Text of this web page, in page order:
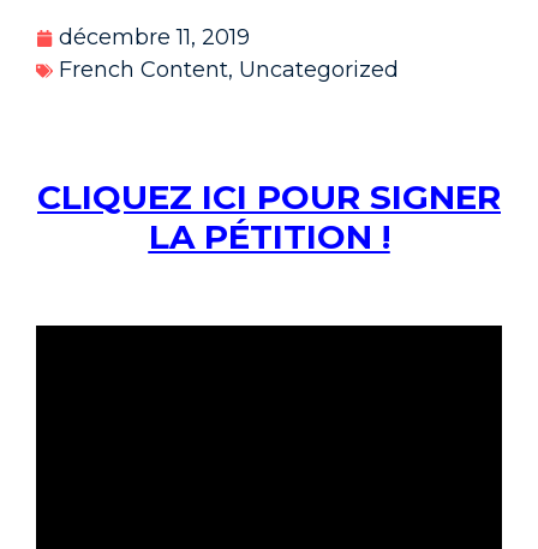
décembre 11, 2019
French Content, Uncategorized
CLIQUEZ ICI POUR SIGNER
LA PÉTITION !